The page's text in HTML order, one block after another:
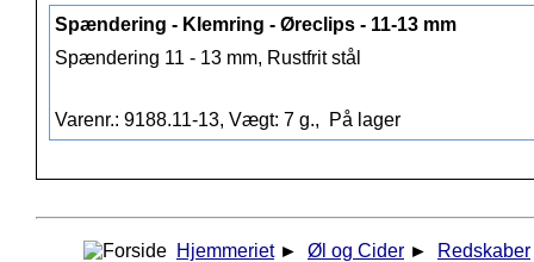
Spændering - Klemring - Øreclips - 11-13 mm
Spændering 11 - 13 mm, Rustfrit stål
Varenr.: 9188.11-13, Vægt: 7 g., På lager
Hjemmeriet ► Øl og Cider ► Redskaber